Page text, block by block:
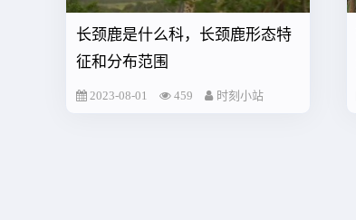
长颈鹿是什么科，长颈鹿形态特
征和分布范围
2023-08-01 459 时刻小站